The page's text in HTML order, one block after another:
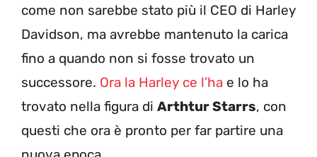
come non sarebbe stato più il CEO di Harley
Davidson, ma avrebbe mantenuto la carica
fino a quando non si fosse trovato un
successore. Ora la Harley ce l’ha e lo ha
trovato nella figura di Arthtur Starrs, con
questi che ora è pronto per far partire una